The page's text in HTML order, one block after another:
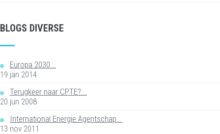
BLOGS DIVERSE
Europa 2030...
19 jan 2014
Terugkeer naar CPTE?...
20 jun 2008
International Energie Agentschap...
13 nov 2011